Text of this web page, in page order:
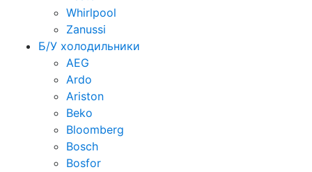
Whirlpool
Zanussi
Б/У холодильники
AEG
Ardo
Ariston
Beko
Bloomberg
Bosch
Bosfor